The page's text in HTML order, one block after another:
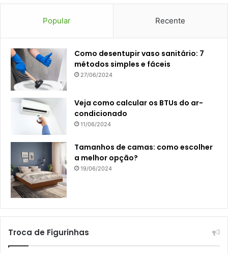
Popular Recente
Como desentupir vaso sanitário: 7
métodos simples e fáceis
27/06/2024
Veja como calcular os BTUs do ar-
condicionado
11/06/2024
Tamanhos de camas: como escolher
a melhor opção?
19/06/2024
Troca de Figurinhas